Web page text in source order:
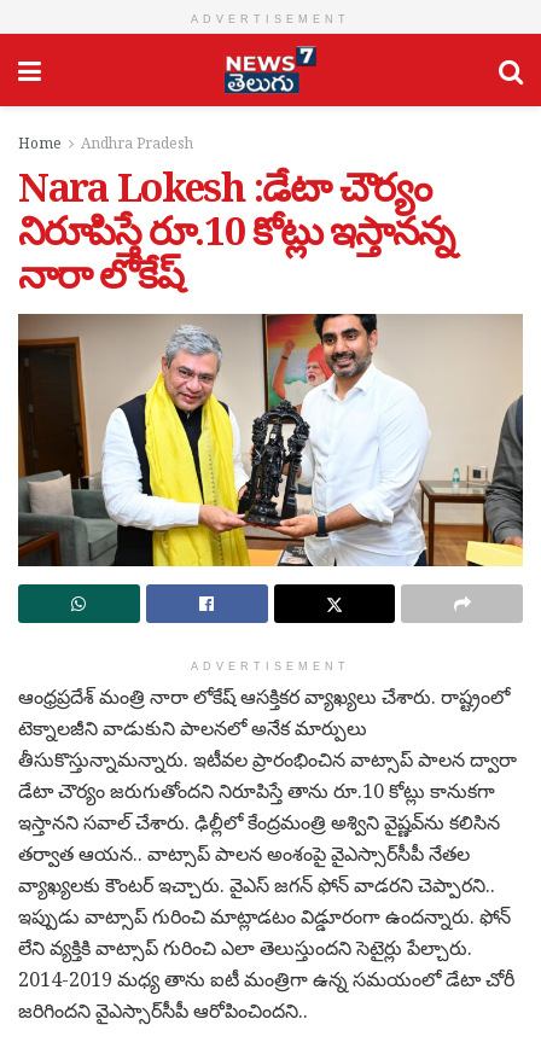
ADVERTISEMENT
Home Andhra Pradesh
Nara Lokesh :డేటా చౌర్యం
నిరూపిస్తే రూ.10 కోట్లు ఇస్తానన్న
నారా లోకేష్
ADVERTISEMENT
ఆంధ్రప్రదేశ్ మంత్రి నారా లోకేష్ ఆసక్తికర వ్యాఖ్యలు చేశారు. రాష్ట్రంలో
టెక్నాలజీని వాడుకుని పాలనలో అనేక మార్పులు
తీసుకొస్తున్నామన్నారు. ఇటీవల ప్రారంభించిన వాట్సాప్‌ పాలన ద్వారా
డేటా చౌర్యం జరుగుతోందని నిరూపిస్తే తాను రూ.10 కోట్లు కానుకగా
ఇస్తానని సవాల్ చేశారు. ఢిల్లీలో కేంద్రమంత్రి అశ్విని వైష్ణవ్‌ను కలిసిన
తర్వాత ఆయన.. వాట్సాప్ పాలన అంశంపై వైఎస్సార్‌సీపీ నేతల
వ్యాఖ్యలకు కౌంటర్ ఇచ్చారు. వైఎస్‌ జగన్‌ ఫోన్‌ వాడరని చెప్పారని..
ఇప్పుడు వాట్సాప్‌ గురించి మాట్లాడటం విడ్డూరంగా ఉందన్నారు. ఫోన్
లేని వ్యక్తికి వాట్సాప్ గురించి ఎలా తెలుస్తుందని సెటైర్లు పేల్చారు.
2014-2019 మధ్య తాను ఐటీ మంత్రిగా ఉన్న సమయంలో డేటా చోరీ
జరిగిందని వైఎస్సార్‌సీపీ ఆరోపించిందని..